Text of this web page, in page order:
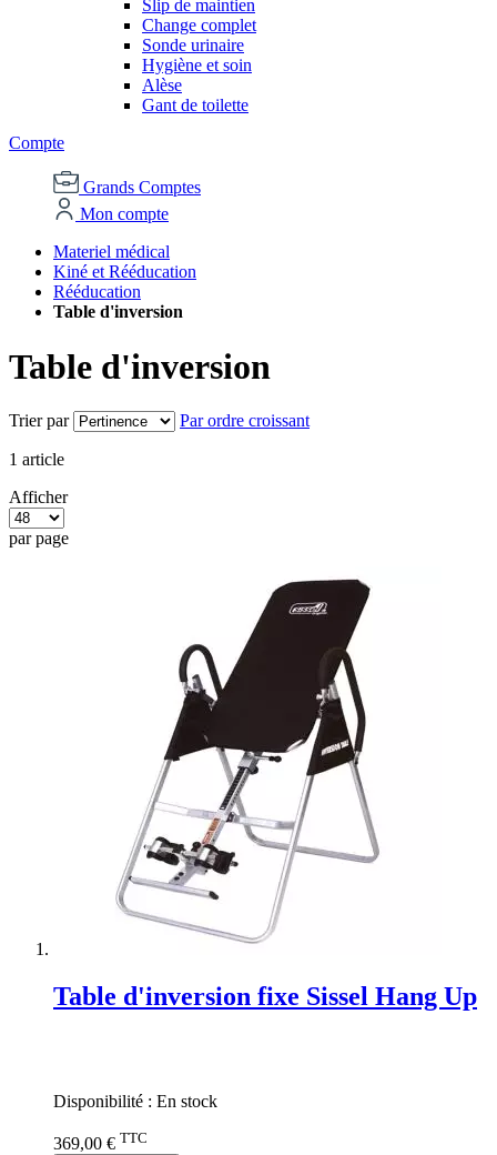
Slip de maintien
Change complet
Sonde urinaire
Hygiène et soin
Alèse
Gant de toilette
Compte
Grands Comptes
Mon compte
Materiel médical
Kiné et Rééducation
Rééducation
Table d'inversion
Table d'inversion
Trier par Par ordre croissant
1 article
Afficher
par page
Table d'inversion fixe Sissel Hang Up
Disponibilité : En stock
369,00 € TTC